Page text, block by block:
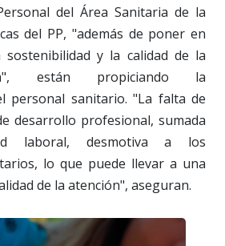
del Área Sanitaria de la
del PP, "además de poner en
y la calidad de la
están propiciando la
personal sanitario. "La falta de
desarrollo profesional, sumada
laboral, desmotiva a los
lo que puede llevar a una
de la atención", aseguran.